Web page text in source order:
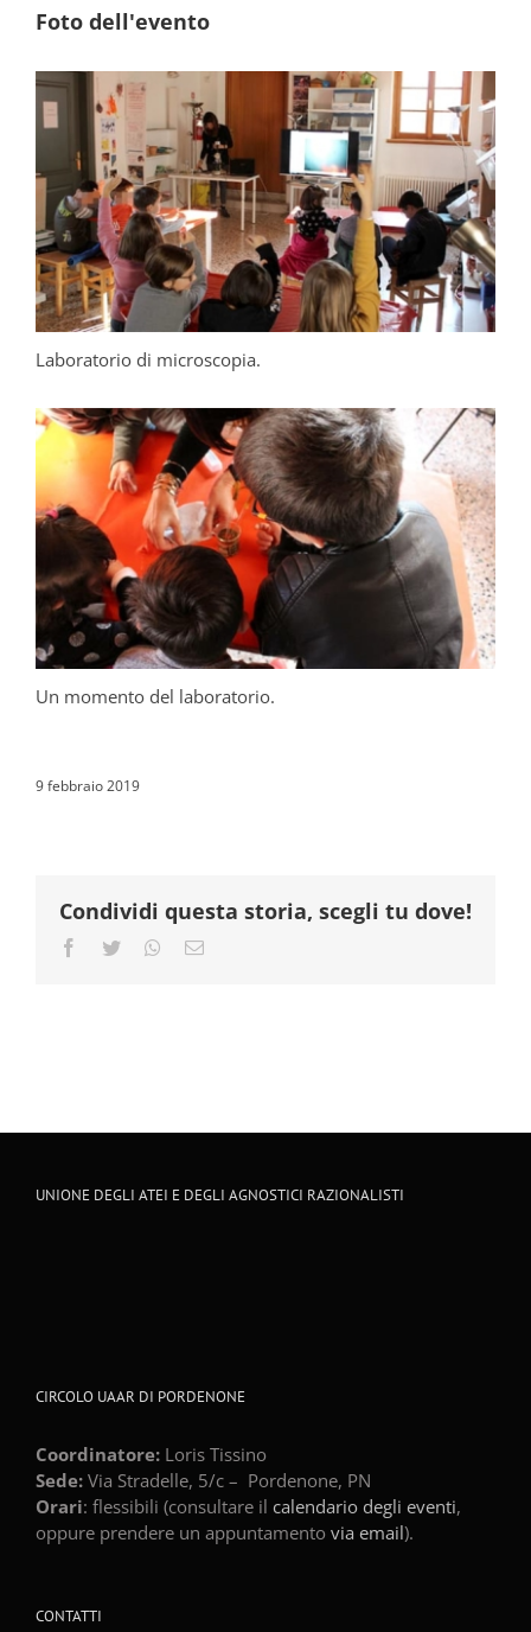
Foto dell'evento
Laboratorio di microscopia.
Un momento del laboratorio.
9 febbraio 2019
Condividi questa storia, scegli tu dove!
Facebook
Twitter Whatsapp
Email
UNIONE DEGLI ATEI E DEGLI AGNOSTICI RAZIONALISTI
CIRCOLO UAAR DI PORDENONE
Coordinatore: Loris Tissino
Sede: Via Stradelle, 5/c – Pordenone, PN
Orari: flessibili (consultare il calendario degli eventi,
oppure prendere un appuntamento via email).
CONTATTI